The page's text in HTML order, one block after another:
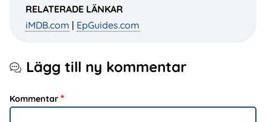
RELATERADE LÄNKAR
iMDB.com | EpGuides.com
Lägg till ny kommentar
Kommentar